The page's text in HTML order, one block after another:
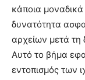
κάποια
δυνατότητα
αρχείων μετά τη
Αυτό το βήμα
εντοπισμός των